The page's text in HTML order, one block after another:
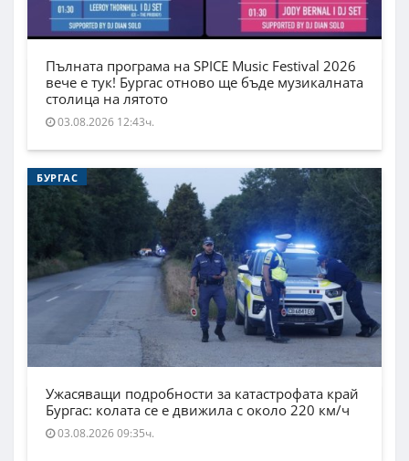
Пълната програма на SPICE Music Festival 2026
вече е тук! Бургас отново ще бъде музикалната
столица на лятото
03.08.2026 12:43ч.
БУРГАС
Ужасяващи подробности за катастрофата край
Бургас: колата се е движила с около 220 км/ч
03.08.2026 09:35ч.